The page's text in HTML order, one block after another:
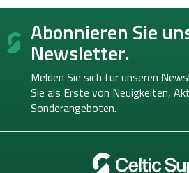
F
ß Abonnieren Sie
Newsletter.
Melden Sie sich für unseren
Sie als Erste von Neuigkeiten,
Sonderangeboten.